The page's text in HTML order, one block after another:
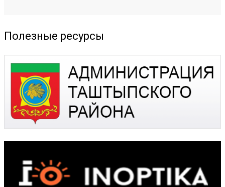
Полезные ресурсы